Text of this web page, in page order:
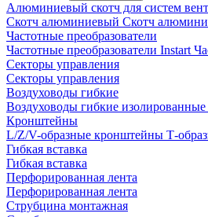
Алюминиевый скотч для систем
Скотч алюминиевый Скотч
Частотные преобразователи
Частотные преобразователи Instart
Секторы управления
Секторы управления
Воздуховоды гибкие
Воздуховоды гибкие изолированные
Кронштейны
L/Z/V-образные кронштейны Т-
Гибкая вставка
Гибкая вставка
Перфорированная лента
Перфорированная лента
Струбцина монтажная